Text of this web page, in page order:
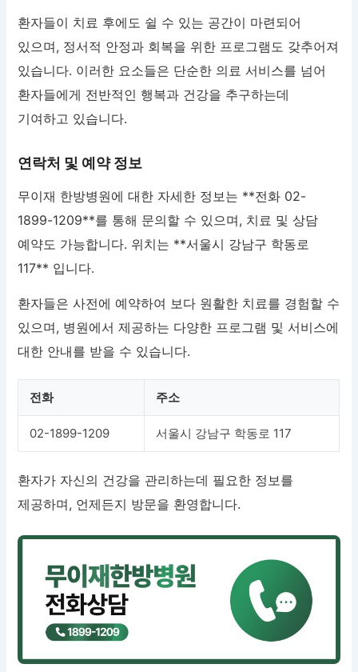
환자들이 치료 후에도 쉴 수 있는 공간이 마련되어
있으며, 정서적 안정과 회복을 위한 프로그램도 갖추어져
있습니다. 이러한 요소들은 단순한 의료 서비스를 넘어
환자들에게 전반적인 행복과 건강을 추구하는데
기여하고 있습니다.
연락처 및 예약 정보
무이재 한방병원에 대한 자세한 정보는 **전화 02-
1899-1209**를 통해 문의할 수 있으며, 치료 및 상담
예약도 가능합니다. 위치는 **서울시 강남구 학동로
117** 입니다.
환자들은 사전에 예약하여 보다 원활한 치료를 경험할 수
있으며, 병원에서 제공하는 다양한 프로그램 및 서비스에
대한 안내를 받을 수 있습니다.
전화 주소
02-1899-1209 서울시 강남구 학동로 117
환자가 자신의 건강을 관리하는데 필요한 정보를
제공하며, 언제든지 방문을 환영합니다.